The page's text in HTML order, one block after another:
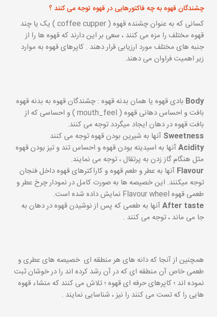
چشندگان قهوه به چه فاکتورهایی در قهوه توجه می کنند ؟
کسانی که به عنوان چشنده قهوه ( coffee cupper ) یک یا چند
قهوه مختلف را مزه می کنند ، سعی بر این دارند که قهوه ها را از
جنبه های مختلف مورد ارزیابی قرار دهند . کاپرهای قهوه به موارد
زیر اهمیت فراوان می دهند.
Body بادی قهوه یا همان بدنه قهوه : چشندگان قهوه به بدنه قهوه
بافت و احساس دهانی قهوه ( mouth_feel ) و احساسی که از
بافت قهوه در دهان ایجاد میگردد توجه می کنند.
Sweetness آنها به شیرین بودن قهوه توجه می کنند
Acidityآنها به اسیدیته بودن قهوه و احساس تند و تیز بودن قهوه
مثل هنگام گاز زدن به پرتقال ، توجه می نمایند.
Flavour آنها به عطر و طعم قهوه و کاراکترهای قهوه داخل فنجان
توجه میکنند. این خصیصه ها به صورت کامل در نمودار چرخ عطر و
طعمی قهوه Flavour wheel نمایش داده شده است.
After tasteآنها به طعمی که پس از نوشیدن قهوه در دهان به
جا می ماند ، توجه می کنند .
همچنین از آنجا که دانه های هر منطقه ای خصیصه های عطری و
طعمی خاص آن منطقه ای که در آن رشد کرده اند را در خوشان ثبت
نموده اند ؛ کاپرهای حرفه ای قهوه ؛ تلاش می کنند که منشاء قهوه
هایی را که تست می کنند را نیز ، شناسایی نمایند .